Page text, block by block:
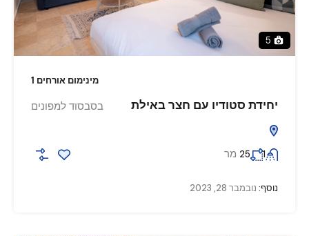
5
מינימום אורחים 1
יחידת סטודיו עם חצר באילת בסבסוד למפונים
1
25 מר
נוסף: נובמבר 28, 2023